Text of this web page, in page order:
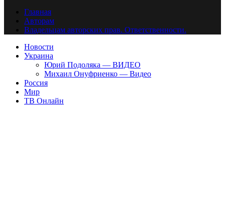
Главная
Авторам
Владельцам авторских прав. Ответственности.
Новости
Украина
Юрий Подоляка — ВИДЕО
Михаил Онуфриенко — Видео
Россия
Мир
ТВ Онлайн